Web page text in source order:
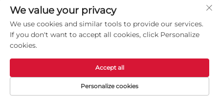
Suivez-nous
Droits d'auteur © Beijing LSJ Technology Development Co., Ltd. Tous
droits réservés -Politique De Confidentialité
We value your privacy
We use cookies and similar tools to provide our services.
If you don't want to accept all cookies, click Personalize
cookies.
Personalize cookies
Accept all